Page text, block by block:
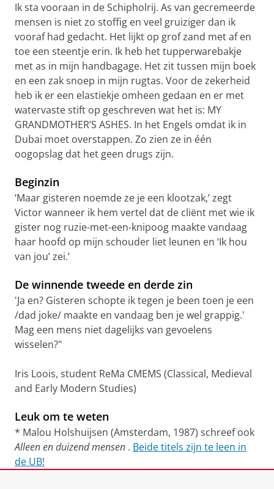
Ik sta vooraan in de Schipholrij. As van gecremeerde
mensen is niet zo stoffig en veel gruiziger dan ik
vooraf had gedacht. Het lijkt op grof zand met af en
toe een steentje erin. Ik heb het tupperwarebakje
met as in mijn handbagage. Het zit tussen mijn boek
en een zak snoep in mijn rugtas. Voor de zekerheid
heb ik er een elastiekje omheen gedaan en er met
watervaste stift op geschreven wat het is: MY
GRANDMOTHER’S ASHES. In het Engels omdat ik in
Dubai moet overstappen. Zo zien ze in één
oogopslag dat het geen drugs zijn.
Beginzin
‘Maar gisteren noemde ze je een klootzak,’ zegt
Victor wanneer ik hem vertel dat de cliënt met wie ik
gister nog ruzie-met-een-knipoog maakte vandaag
haar hoofd op mijn schouder liet leunen en ‘Ik hou
van jou’ zei.’
De winnende tweede en derde zin
'Ja en? Gisteren schopte ik tegen je been toen je een
/dad joke/ maakte en vandaag ben je wel grappig.'
Mag een mens niet dagelijks van gevoelens
wisselen?"
Iris Loois, student ReMa CMEMS (Classical, Medieval
and Early Modern Studies)
Leuk om te weten
* Malou Holshuijsen (Amsterdam, 1987) schreef ook
Alleen en duizend mensen . Beide titels zijn te leen in
de UB!